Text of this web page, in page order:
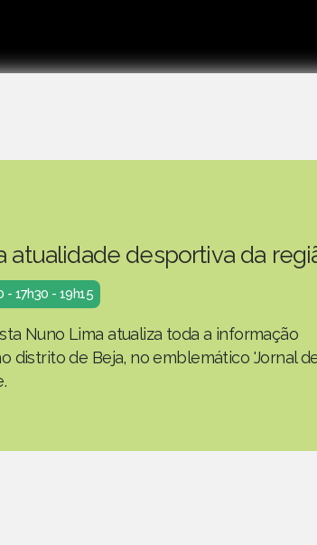
atualidade desportiva da
17h30 - 19h15
Nuno Lima atualiza toda a informação
distrito de Beja, no emblemático 'Jornal